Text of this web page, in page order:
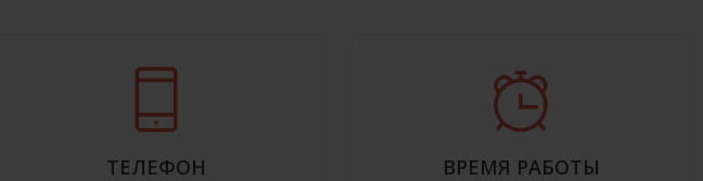
ТЕЛЕФОН ВРЕМЯ РАБОТЫ